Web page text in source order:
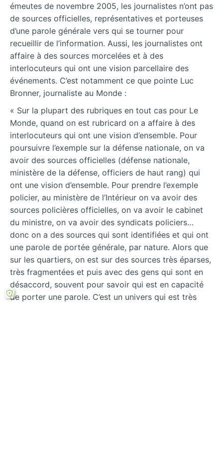
émeutes de novembre 2005, les journalistes n’ont pas
de sources officielles, représentatives et porteuses
d’une parole générale vers qui se tourner pour
recueillir de l’information. Aussi, les journalistes ont
affaire à des sources morcelées et à des
interlocuteurs qui ont une vision parcellaire des
événements. C’est notamment ce que pointe Luc
Bronner, journaliste au Monde :
« Sur la plupart des rubriques en tout cas pour Le
Monde, quand on est rubricard on a affaire à des
interlocuteurs qui ont une vision d’ensemble. Pour
poursuivre l’exemple sur la défense nationale, on va
avoir des sources officielles (défense nationale,
ministère de la défense, officiers de haut rang) qui
ont une vision d’ensemble. Pour prendre l’exemple
policier, au ministère de l’Intérieur on va avoir des
sources policières officielles, on va avoir le cabinet
du ministre, on va avoir des syndicats policiers…
donc on a des sources qui sont identifiées et qui ont
une parole de portée générale, par nature. Alors que
sur les quartiers, on est sur des sources très éparses,
très fragmentées et puis avec des gens qui sont en
désaccord, souvent pour savoir qui est en capacité
de porter une parole. C’est un univers qui est très